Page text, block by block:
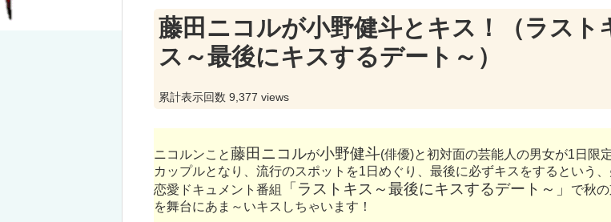
藤田ニコルが小野健斗とキス！（ラスト
ス～最後にキスするデート～）
累計表示回数 9,377 views
ニコルンこと藤田ニコルが小野健斗(俳優)と初対面の芸能人の男女が1日限
カップルとなり、流行のスポットを1日めぐり、最後に必ずキスをするという
恋愛ドキュメント番組
「ラストキス～最後にキスするデート～」
で秋
を舞台にあま～いキスしちゃいます！